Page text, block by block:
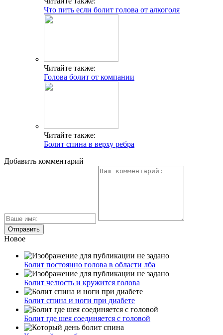
Что пить если болит голова от алкоголя
Читайте также:
Голова болит от компании
Читайте также:
Болит спина в верху ребра
Добавить комментарий
Новое
Болит постоянно голова в области лба
Болит челюсть и кружится голова
Болит спина и ноги при диабете
Болит где шея соединяется с головой